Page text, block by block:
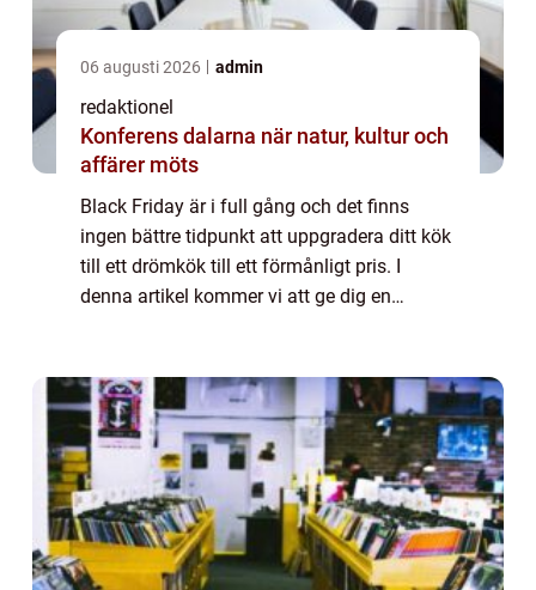
06 augusti 2026 admin
redaktionel
Konferens dalarna när natur, kultur och
affärer möts
Black Friday är i full gång och det finns
ingen bättre tidpunkt att uppgradera ditt kök
till ett drömkök till ett förmånligt pris. I
denna artikel kommer vi att ge dig en
olika...